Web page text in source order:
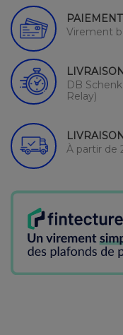
Virement
DB
Relay)
À partir de